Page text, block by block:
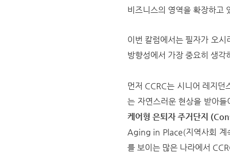
비즈니스의 영역을 확장하고
이번 칼럼에서는 필자가 오시
방향성에서 가장 중요히 생각
먼저 CCRC는 시니어 레지
는 자연스러운 현상을 받아
케어형 은퇴자 주거단지
Aging in Place(지역사회 계
를 보이는 많은 나라에서